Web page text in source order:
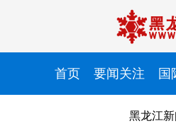
首页 要闻关注 国
黑龙江新